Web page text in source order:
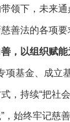
领下，未来
善法的各项要
，以组织赋
项基金、成立
，持续“把社
，始终牢记慈